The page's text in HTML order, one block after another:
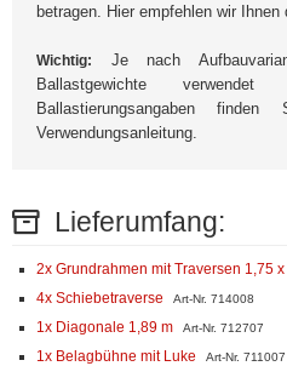
betragen. Hier empfehlen wir Ihnen
Wichtig:
Je nach
Ballastgewichte
Ballastierungsangaben
Verwendungsanleitung.
Lieferumfang:
2x Grundrahmen mit Traversen 1,75
4x Schiebetraverse Art-Nr. 714008
1x Diagonale 1,89 m Art-Nr. 712707
1x Belagbühne mit Luke Art-Nr. 711007